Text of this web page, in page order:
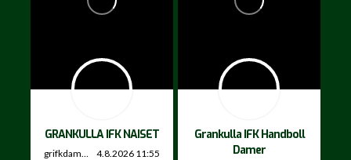
GRANKULLA IFK NAISET
grifkdamer 4.8.2026 11:55
Grankulla IFK Handboll
Damer